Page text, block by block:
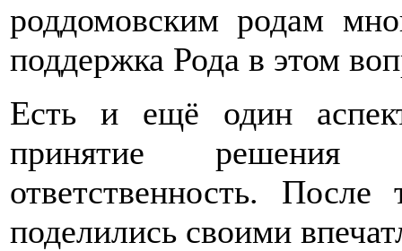
роддомовским родам
поддержка Рода в этом
Есть и ещё один
принятие решения
ответственность.
поделились своими